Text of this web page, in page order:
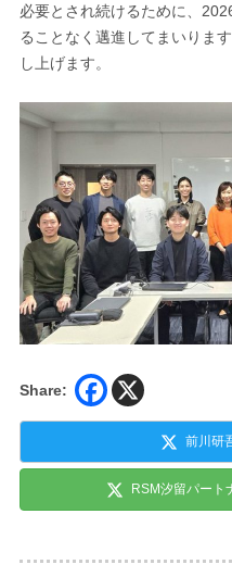
必要とされ続けるために、
ることなく邁進してまいりま
し上げます。
Share:
前川研
RSM汐留パート